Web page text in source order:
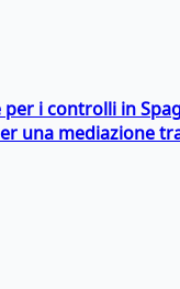
i controlli in
una mediazione